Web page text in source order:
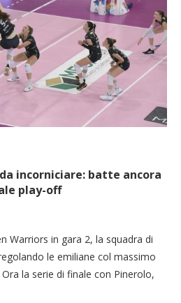
incorniciare: batte ancora
play-off
Warriors in gara 2, la squadra di
le emiliane col massimo
la serie di finale con Pinerolo,